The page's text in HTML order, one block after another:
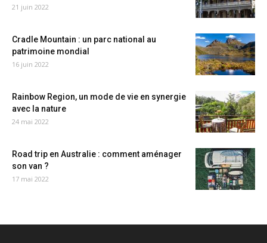
21 juin 2022
Cradle Mountain : un parc national au
patrimoine mondial
16 juin 2022
Rainbow Region, un mode de vie en synergie
avec la nature
24 mai 2022
Road trip en Australie : comment aménager
son van ?
17 mai 2022